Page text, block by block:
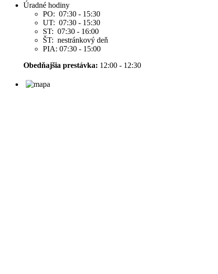
Úradné hodiny
PO: 07:30 - 15:30
UT: 07:30 - 15:30
ST: 07:30 - 16:00
ŠT: nestránkový deň
PIA: 07:30 - 15:00
Obedňajšia prestávka: 12:00 - 12:30